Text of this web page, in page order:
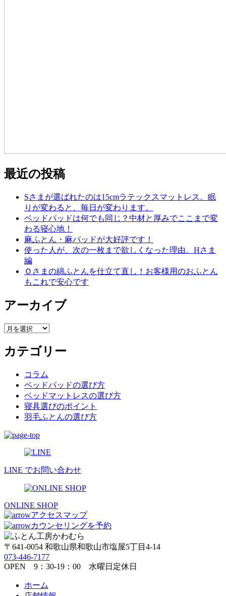
最近の投稿
Sさまが選ばれたのは15cmラテックスマットレス。眠
りが変わると、毎日が変わります。
ベッドパッドは何でも同じ？中材と厚みでここまで変
わる寝心地！
麻ふとん・麻パッドが大好評です！
使った人が、次の一枚まで欲しくなった理由。Hさま
編
Ｏさまの綿ふとんを仕立て直し！お客様用のおふとん
もこれで安心です
アーカイブ
ア
カ
イ
カテゴリー
コラム
ベッドパッドの選び方
ベッドマットレスの選び方
寝具選びのポイント
羽毛ふとんの選び方
LINE でお問い合わせ
ONLINE SHOP
アクセスマップ
カウンセリングを予約
〒641-0054 和歌山県和歌山市塩屋5丁目4-14
073-446-7177
OPEN 9：30-19：00 水曜日定休日
ホーム